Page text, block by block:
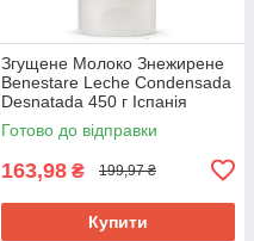
Згущене Молоко Знежирене
Benestare Leche Condensada
Desnatada 450 г Іспанія
Готово до відправки
163,98 ₴ 199,97 ₴
Купити